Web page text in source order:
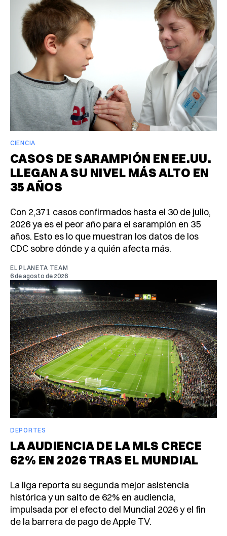
CIENCIA
CASOS DE SARAMPIÓN EN EE.UU.
LLEGAN A SU NIVEL MÁS ALTO EN
35 AÑOS
Con 2,371 casos confirmados hasta el 30 de julio,
2026 ya es el peor año para el sarampión en 35
años. Esto es lo que muestran los datos de los
CDC sobre dónde y a quién afecta más.
EL PLANETA TEAM
6 de agosto de 2026
DEPORTES
LA AUDIENCIA DE LA MLS CRECE
62% EN 2026 TRAS EL MUNDIAL
La liga reporta su segunda mejor asistencia
histórica y un salto de 62% en audiencia,
impulsada por el efecto del Mundial 2026 y el fin
de la barrera de pago de Apple TV.